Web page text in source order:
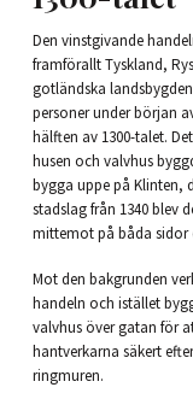
Den vinstgivande
framförallt Tyskland,
gotländska
personer under början
hälften av 1300-talet.
husen och valvhus
bygga uppe på Klinten,
stadslag från 1340 blev
mittemot på båda
Mot den bakgrunden
handeln och istället
valvhus över gatan för
hantverkarna säkert
ringmuren.